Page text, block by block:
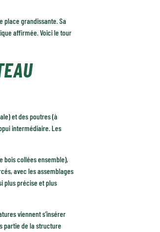
place grandissante. Sa
affirmée. Voici le tour
et des poutres (à
intermédiaire. Les
bois collées ensemble),
avec les assemblages
plus précise et plus
viennent s’insérer
partie de la structure